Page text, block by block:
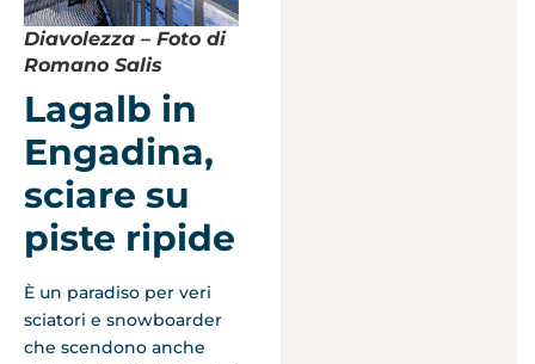
Diavolezza – Foto di
Romano Salis
Lagalb in
Engadina,
sciare su
piste ripide
È un paradiso per veri
sciatori e snowboarder
che scendono anche